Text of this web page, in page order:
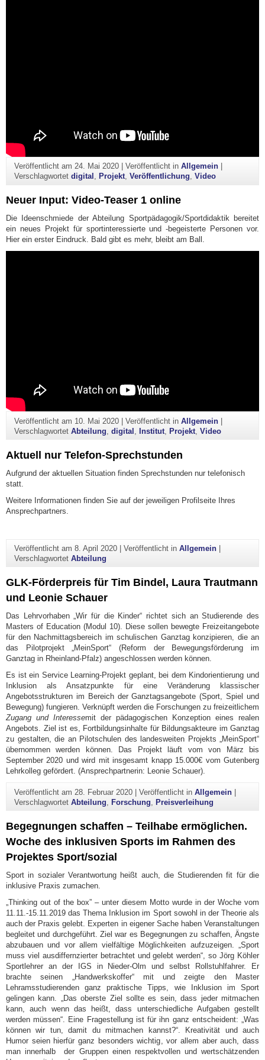
Veröffentlicht am 24. Mai 2020| Veröffentlicht in Allgemein|
Verschlagwortet digital , Projekt, Veröffentlichung, Video
Neuer Input: Video-Teaser 1 online
Die Ideenschmiede der Abteilung Sportpädagogik/Sportdidaktik bereitet
ein neues Projekt für sportinteressierte und -begeisterte Personen vor.
Hier ein erster Eindruck. Bald gibt es mehr, bleibt am Ball.
Veröffentlicht am 10. Mai 2020| Veröffentlicht in Allgemein|
Verschlagwortet Abteilung digital Institut, Projekt, Video
Aktuell nur Telefon-Sprechstunden
Aufgrund der aktuellen Situation finden Sprechstunden nur telefonisch
statt.
Weitere Informationen finden Sie auf der jeweiligen Profilseite Ihres
Ansprechpartners.
Veröffentlicht am 8. April 2020| Veröffentlicht in Allgemein|
Verschlagwortet Abteilung
GLK-Förderpreis für Tim Bindel, Laura Trautmann
und Leonie Schauer
Das Lehrvorhaben „Wir für die Kinder“ richtet sich an Studierende des
Masters of Education (Modul 10). Diese sollen bewegte Freizeitangebote
für den Nachmittagsbereich im schulischen Ganztag konzipieren, die an
das Pilotprojekt „MeinSport“ (Reform der Bewegungsförderung im
Ganztag in Rheinland-Pfalz) angeschlossen werden können.
Es ist ein Service Learning-Projekt geplant, bei dem Kindorientierung und
Inklusion als Ansatzpunkte für eine Veränderung klassischer
Angebotsstrukturen im Bereich der Ganztagsangebote (Sport, Spiel und
Bewegung) fungieren. Verknüpft werden die Forschungen zu freizeitlichem
Zugang und Interessemit der pädagogischen Konzeption eines realen
Angebots. Ziel ist es, Fortbildungsinhalte für Bildungsakteure im Ganztag
zu gestalten, die an Pilotschulen des landesweiten Projekts „MeinSport“
übernommen werden können. Das Projekt läuft vom von März bis
September 2020 und wird mit insgesamt knapp 15.000€ vom Gutenberg
Lehrkolleg gefördert. (Ansprechpartnerin: Leonie Schauer).
Veröffentlicht am 28. Februar 2020| Veröffentlicht in Allgemein|
Verschlagwortet Abteilung Forschung Preisverleihung
Begegnungen schaffen – Teilhabe ermöglichen.
Woche des inklusiven Sports im Rahmen des
Projektes Sport/sozial
Sport in sozialer Verantwortung heißt auch, die Studierenden fit für die
inklusive Praxis zumachen.
„Thinking out of the box” – unter diesem Motto wurde in der Woche vom
11.11.-15.11.2019 das Thema Inklusion im Sport sowohl in der Theorie als
auch der Praxis gelebt. Experten in eigener Sache haben Veranstaltungen
begleitet und durchgeführt. Ziel war es Begegnungen zu schaffen, Ängste
abzubauen und vor allem vielfältige Möglichkeiten aufzuzeigen. „Sport
muss viel ausdiffernzierter betrachtet und gelebt werden“, so Jörg Köhler
Sportlehrer an der IGS in Nieder-Olm und selbst Rollstuhlfahrer. Er
brachte seinen „Handwerkskoffer“ mit und zeigte den Master
Lehramsstudierenden ganz praktische Tipps, wie Inklusion im Sport
gelingen kann. „Das oberste Ziel sollte es sein, dass jeder mitmachen
kann, auch wenn das heißt, dass unterschiedliche Aufgaben gestellt
werden müssen“. Eine Fragestellung ist für ihn ganz entscheident: „Was
können wir tun, damit du mitmachen kannst?“. Kreativität und auch
Humor seien hierfür ganz besonders wichtig, vor allem aber auch, dass
man innerhalb der Gruppen einen respektvollen und wertschätzenden